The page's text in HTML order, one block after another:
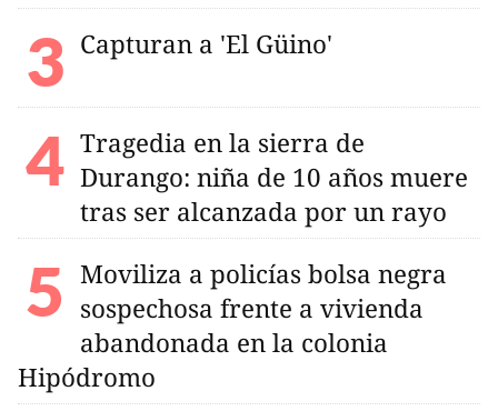
Capturan a 'El Güino'
Tragedia en la sierra de
Durango: niña de 10 años muere
tras ser alcanzada por un rayo
Moviliza a policías bolsa negra
sospechosa frente a vivienda
abandonada en la colonia
Hipódromo